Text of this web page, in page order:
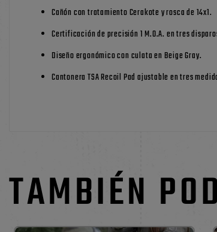
Cañón con tratamiento Cerakote y rosca de 14x1.
Certificación de precisión 1 M.O.A. en tres
Diseño ergonómico con culata en Beige Gray.
Cantonera TSA Recoil Pad ajustable en tres
TAMBIÉN